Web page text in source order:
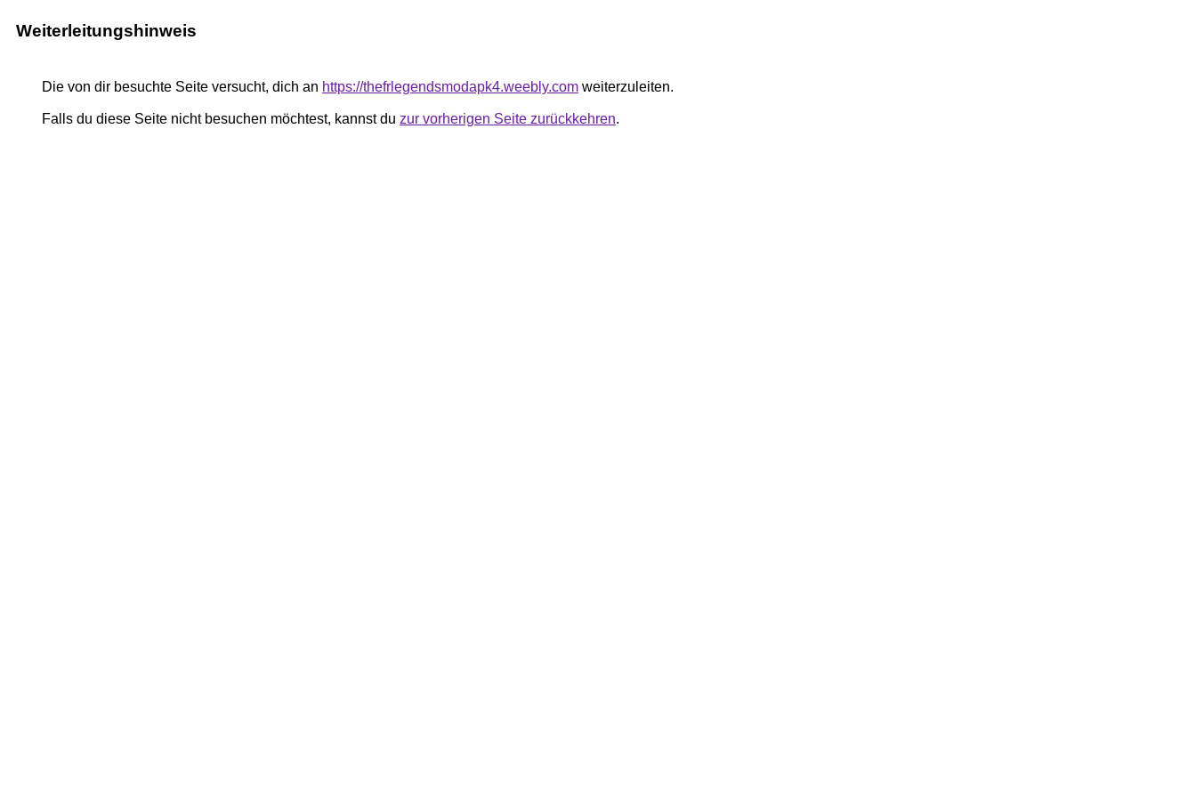
Weiterleitungshinweis
Die von dir besuchte Seite versucht, dich an https://thefrlegendsmodapk4.weebly.com weiterzuleiten.
Falls du diese Seite nicht besuchen möchtest, kannst du zur vorherigen Seite zurückkehren.